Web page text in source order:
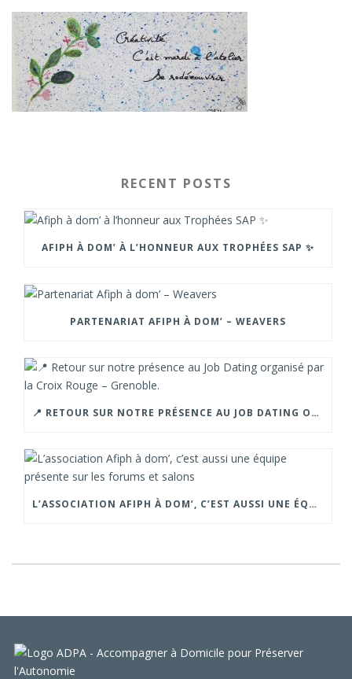
RECENT POSTS
AFIPH À DOM’ À L’HONNEUR AUX TROPHÉES SAP ✨
PARTENARIAT AFIPH À DOM’ – WEAVERS
📍 RETOUR SUR NOTRE PRÉSENCE AU JOB DATING ORGANISÉ PAR LA CROIX ROUGE – GRENOBLE.
L’ASSOCIATION AFIPH À DOM’, C’EST AUSSI UNE ÉQUIPE PRÉSENTE SUR LES FORUMS ET SALONS